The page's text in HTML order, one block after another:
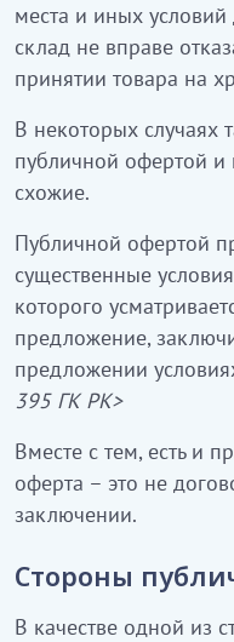
места и иных
склад не вправе
принятии товара на
В некоторых случаях
публичной офертой и
схожие.
Публичной офертой
существенные
которого
предложение,
предложении
395 ГК РК>
Вместе с тем, есть и
оферта – это не
заключении.
Стороны
В качестве одной из